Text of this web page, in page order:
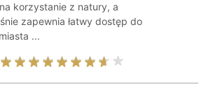
korzystanie z natury, a
zapewnia łatwy dostęp do
...